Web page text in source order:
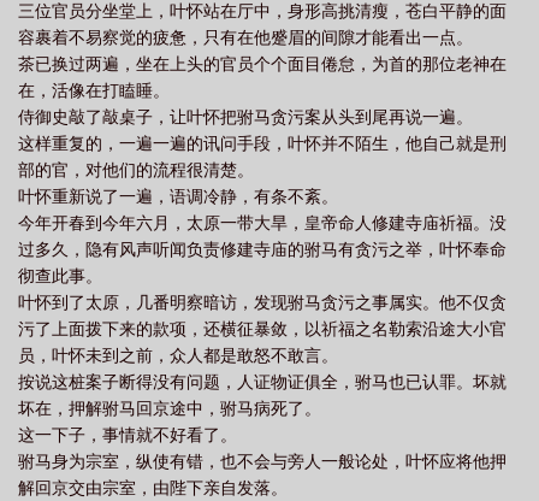
缘修道免费阅读 我与太师讲的什么 我与太师半缘修道TXT百度 我与太师百
度
三位官员分坐堂上，叶怀站在厅中，身形高挑清瘦，苍白平静的面
容裹着不易察觉的疲惫，只有在他蹙眉的间隙才能看出一点。
茶已换过两遍，坐在上头的官员个个面目倦怠，为首的那位老神在
在，活像在打瞌睡。
侍御史敲了敲桌子，让叶怀把驸马贪污案从头到尾再说一遍。
这样重复的，一遍一遍的讯问手段，叶怀并不陌生，他自己就是刑
部的官，对他们的流程很清楚。
叶怀重新说了一遍，语调冷静，有条不紊。
今年开春到今年六月，太原一带大旱，皇帝命人修建寺庙祈福。没
过多久，隐有风声听闻负责修建寺庙的驸马有贪污之举，叶怀奉命
彻查此事。
叶怀到了太原，几番明察暗访，发现驸马贪污之事属实。他不仅贪
污了上面拨下来的款项，还横征暴敛，以祈福之名勒索沿途大小官
员，叶怀未到之前，众人都是敢怒不敢言。
按说这桩案子断得没有问题，人证物证俱全，驸马也已认罪。坏就
坏在，押解驸马回京途中，驸马病死了。
这一下子，事情就不好看了。
驸马身为宗室，纵使有错，也不会与旁人一般论处，叶怀应将他押
解回京交由宗室，由陛下亲自发落。